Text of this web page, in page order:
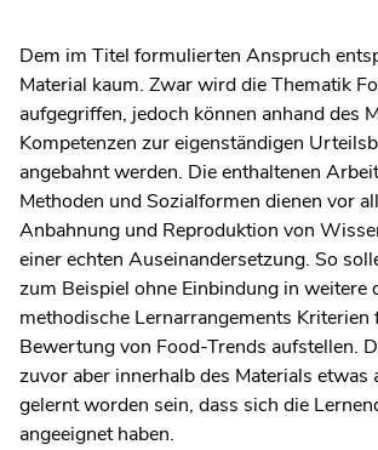
Dem im Titel formulierten Anspruch
Material kaum. Zwar wird die Thematik
aufgegriffen, jedoch können anhand des
Kompetenzen zur eigenständigen
angebahnt werden. Die enthaltenen
Methoden und Sozialformen dienen vor
Anbahnung und Reproduktion von
einer echten Auseinandersetzung. So
zum Beispiel ohne Einbindung in weitere
methodische Lernarrangements Kriterien
Bewertung von Food-Trends aufstellen.
zuvor aber innerhalb des Materials etwas
gelernt worden sein, dass sich die
angeeignet haben.